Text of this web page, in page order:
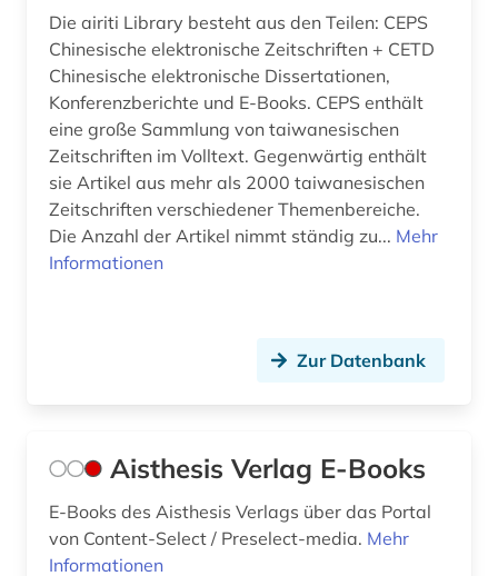
einsprachiges wörterbuch (1)
elektron. ressource (1)
elektronische bibliothek (1)
elektronische publikation (1)
elektronische zeitschrift (16)
elektronisches wörterbuch (1)
england (8)
Die airiti Library besteht aus den Teilen: CEPS
Chinesische elektronische Zeitschriften + CETD
Chinesische elektronische Dissertationen,
Konferenzberichte und E-Books. CEPS enthält
eine große Sammlung von taiwanesischen
Zeitschriften im Volltext. Gegenwärtig enthält
sie Artikel aus mehr als 2000 taiwanesischen
Zeitschriften verschiedener Themenbereiche.
Die Anzahl der Artikel nimmt ständig zu... Mehr
Informationen
Zur Datenbank
Aisthesis Verlag E-Books
E-Books des Aisthesis Verlags über das Portal
von Content-Select / Preselect-media. Mehr
Informationen